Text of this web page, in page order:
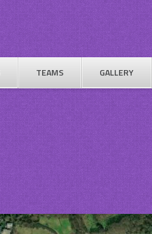
TEAMS GALLERY